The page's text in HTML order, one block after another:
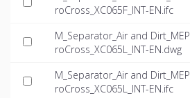
roCross_XC065F_INT-EN.ifc
M_Separator_Air and
roCross_XC065L_INT-EN.dwg
M_Separator_Air and
roCross_XC065L_INT-EN.ifc